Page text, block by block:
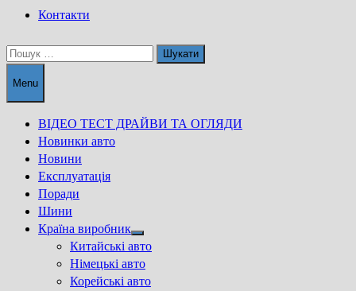
Контакти
Пошук:
Menu
ВІДЕО ТЕСТ ДРАЙВИ ТА ОГЛЯДИ
Новинки авто
Новини
Експлуатація
Поради
Шини
Країна виробник
Show
sub
menu
Китайські авто
Німецькі авто
Корейські авто